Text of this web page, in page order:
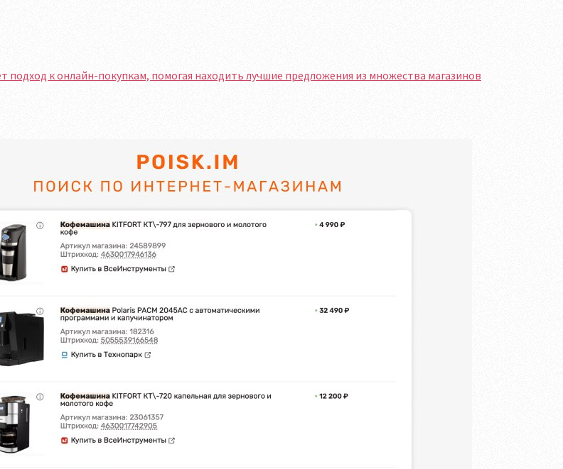
подход к онлайн-покупкам, помогая находить лучшие предложения из множества магазинов